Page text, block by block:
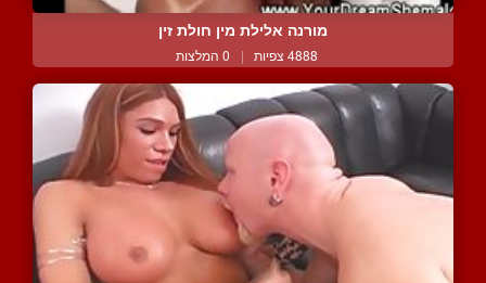
מורנה אלילת מין חולת זין
4888 צפיות | 0 המלצות